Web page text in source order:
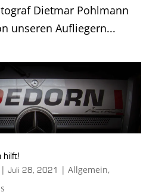
Dietmar Pohlmann
unseren Aufliegern...
hilft!
Juli 28, 2021 | Allgemein,